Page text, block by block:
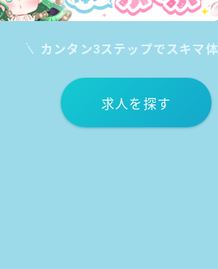
カンタン3ステップでスキマ
求人を探す